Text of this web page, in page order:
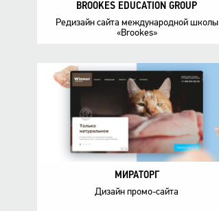
BROOKES EDUCATION GROUP
Редизайн сайта международной школы
«Brookes»
МИРАТОРГ
Дизайн промо-сайта